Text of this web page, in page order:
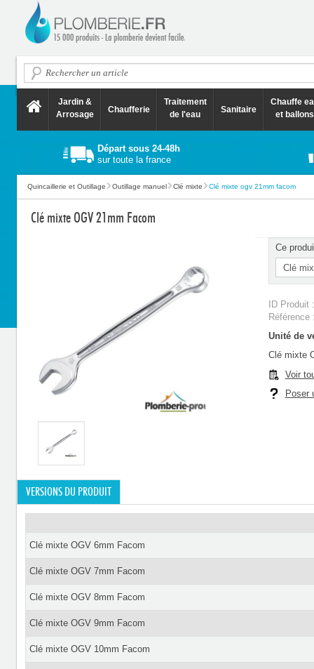
Jardin &
Arrosage
Chaufferie
Traitement
de l'eau
Sanitaire
Chauffe
et ballons
Départ sous 24-48h
sur toute la france
Quincaillerie et Outillage Outillage manuel Clé mixte Clé mixte ogv 21mm facom
Clé mixte OGV 21mm Facom
Ce
ID Produit
Unité de
Clé mixte
Voir
Poser
VERSIONS DU PRODUIT
Clé mixte OGV 6mm Facom
Clé mixte OGV 7mm Facom
Clé mixte OGV 8mm Facom
Clé mixte OGV 9mm Facom
Clé mixte OGV 10mm Facom